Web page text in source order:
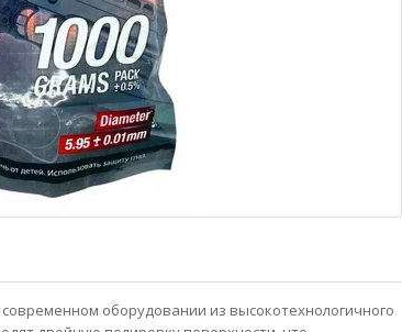
оборудовании из высокотехнологичного